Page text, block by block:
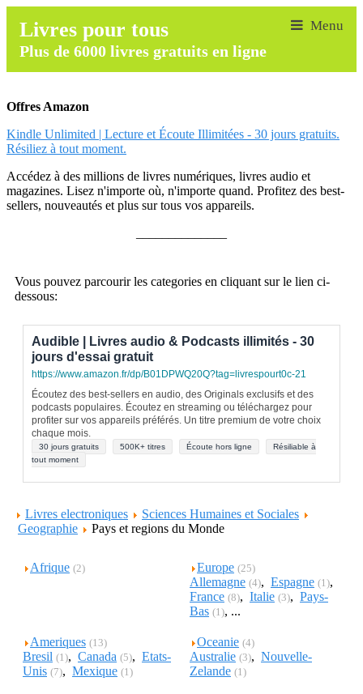
Livres pour tous
Plus de 6000 livres gratuits en ligne
Offres Amazon
Kindle Unlimited | Lecture et Écoute Illimitées - 30 jours gratuits.
Résiliez à tout moment.
Accédez à des millions de livres numériques, livres audio et
magazines. Lisez n'importe où, n'importe quand. Profitez des best-
sellers, nouveautés et plus sur tous vos appareils.
Vous pouvez parcourir les categories en cliquant sur le lien ci-
dessous:
Audible | Livres audio & Podcasts illimités - 30
jours d'essai gratuit
https://www.amazon.fr/dp/B01DPWQ20Q?tag=livrespourt0c-21
Écoutez des best-sellers en audio, des Originals exclusifs et des
podcasts populaires. Écoutez en streaming ou téléchargez pour
profiter sur vos appareils préférés. Un titre premium de votre choix
chaque mois.
30 jours gratuits 500K+ titres Écoute hors ligne
Résiliable à
tout moment
Livres electroniques
Sciences Humaines et Sociales
Geographie
Pays et regions du Monde
Afrique (2) Europe (25)
Allemagne (4), Espagne (1),
France (8), Italie (3), Pays-
Bas (1), ...
Ameriques (13)
Bresil (1), Canada (5), Etats-
Unis (7), Mexique (1)
Oceanie (4)
Australie (3), Nouvelle-
Zelande (1)